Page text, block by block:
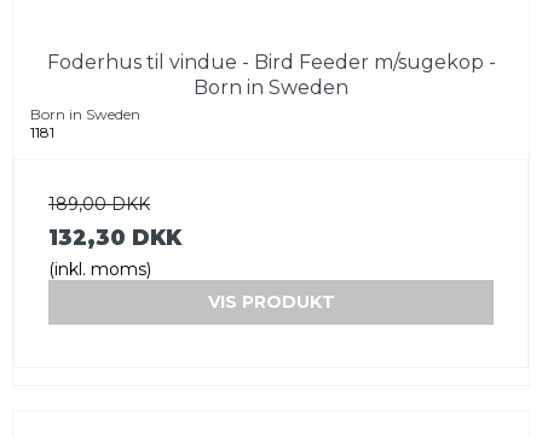
Foderhus til vindue - Bird Feeder m/sugekop -
Born in Sweden
Born in Sweden
1181
189,00 DKK
132,30 DKK
(inkl. moms)
VIS PRODUKT